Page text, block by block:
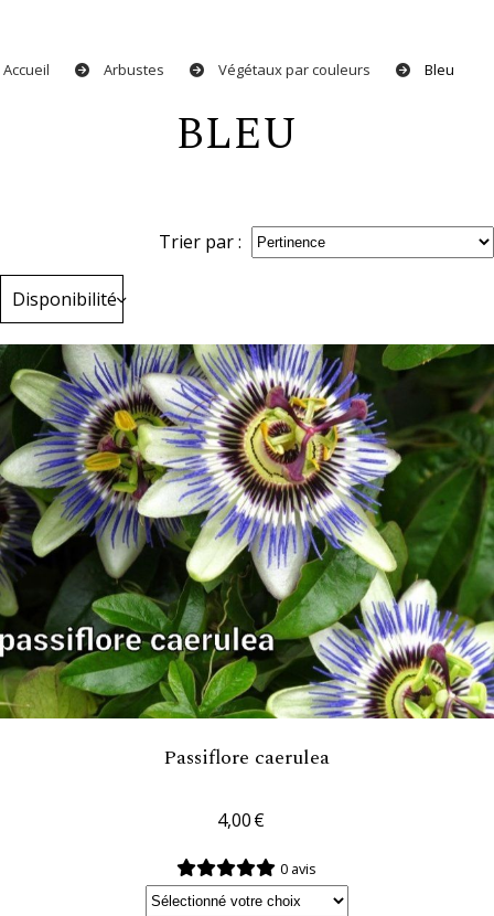
Accueil Arbustes Végétaux par couleurs Bleu
BLEU
Trier par :
Disponibilité
Passiflore caerulea
4,00€
0 avis